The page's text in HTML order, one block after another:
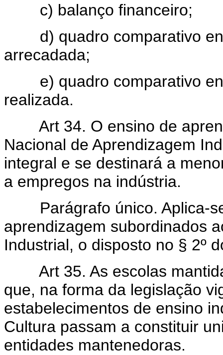
c) balanço financeiro;
d) quadro comparativo
arrecadada;
e) quadro comparativo
realizada.
Art 34. O ensino de
Nacional de Aprendizagem
integral e se destinará a
a empregos na indústria.
Parágrafo único. Aplica-se
aprendizagem subordinados
Industrial, o disposto no § 2º
Art 35. As escolas
que, na forma da legislação
estabelecimentos de ensino
Cultura passam a constituir
entidades mantenedoras.